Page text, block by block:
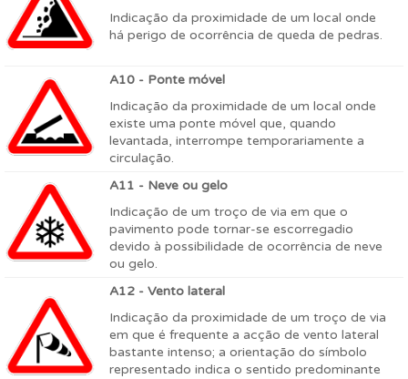
Indicação da proximidade de um local onde
há perigo de ocorrência de queda de pedras.
A10 - Ponte móvel
Indicação da proximidade de um local onde
existe uma ponte móvel que, quando
levantada, interrompe temporariamente a
circulação.
A11 - Neve ou gelo
Indicação de um troço de via em que o
pavimento pode tornar-se escorregadio
devido à possibilidade de ocorrência de neve
ou gelo.
A12 - Vento lateral
Indicação da proximidade de um troço de via
em que é frequente a acção de vento lateral
bastante intenso; a orientação do símbolo
representado indica o sentido predominante